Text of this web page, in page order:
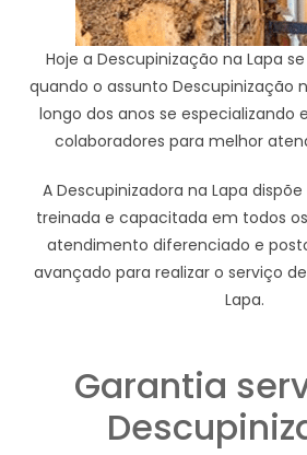
Hoje a Descupinização na Lapa
quando o assunto Descupinização
longo dos anos se especializando
colaboradores para melhor
A Descupinizadora na Lapa
treinada e capacitada em todos
atendimento diferenciado e
avançado para realizar o serviço
Lapa.
Garantia